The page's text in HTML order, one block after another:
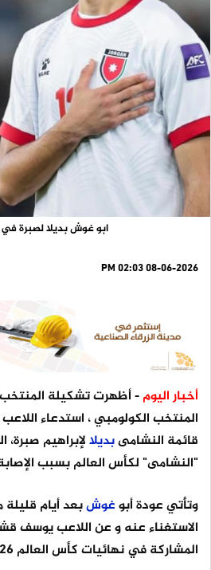
ابو غوش بديلا لصبرة في
08-06-2026 02:03 PM
أخبار اليوم- أظهرت تشكيلة
المنتخب الكولومبي ، استدعاء
قائمة النشامىبديلالإبراهيم
"النشامى" لكأس العالم بسبب
وتأتي عودة أبوغوشبعد أيام قليلة
الاستغناء عنه و عن اللاعب يوسف
المشاركة في نهائيات كأس العالم 2026 .